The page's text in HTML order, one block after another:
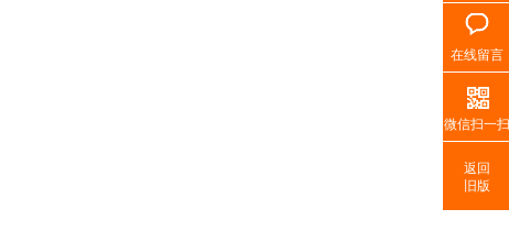
在线留言
微信扫一扫
返回
旧版